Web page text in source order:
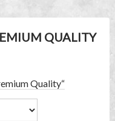
QUALITY
Quality“